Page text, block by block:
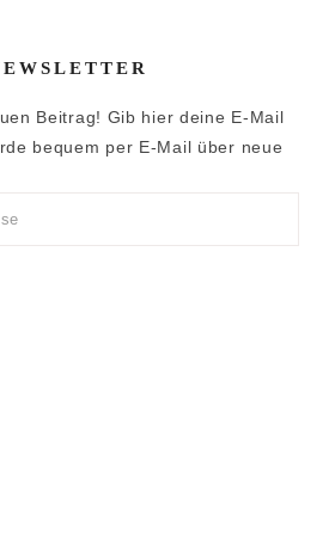
Beitrag! Gib hier deine E-Mail
bequem per E-Mail über neue